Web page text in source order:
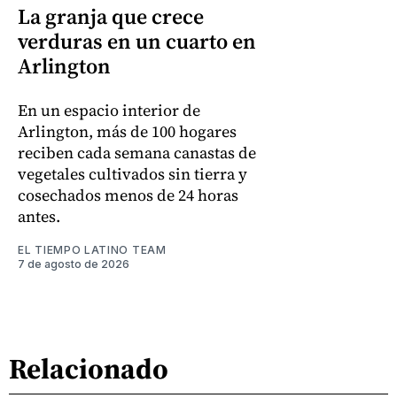
La granja que crece
verduras en un cuarto en
Arlington
En un espacio interior de
Arlington, más de 100 hogares
reciben cada semana canastas de
vegetales cultivados sin tierra y
cosechados menos de 24 horas
antes.
EL TIEMPO LATINO TEAM
7 de agosto de 2026
Relacionado